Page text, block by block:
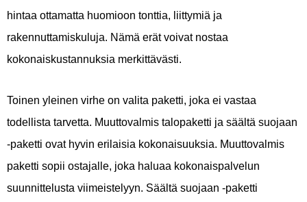
hintaa ottamatta huomioon tonttia, liittymiä ja
rakennuttamiskuluja. Nämä erät voivat nostaa
kokonaiskustannuksia merkittävästi.
Toinen yleinen virhe on valita paketti, joka ei vastaa
todellista tarvetta. Muuttovalmis talopaketti ja säältä suojaan
-paketti ovat hyvin erilaisia kokonaisuuksia. Muuttovalmis
paketti sopii ostajalle, joka haluaa kokonaispalvelun
suunnittelusta viimeistelyyn. Säältä suojaan -paketti